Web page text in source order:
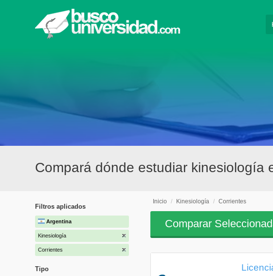
Compará dónde estudiar kinesiología
Filtros aplicados
Argentina
Kinesiología
Corrientes
Tipo
Inicio / Kinesiología / Corrientes
Comparar